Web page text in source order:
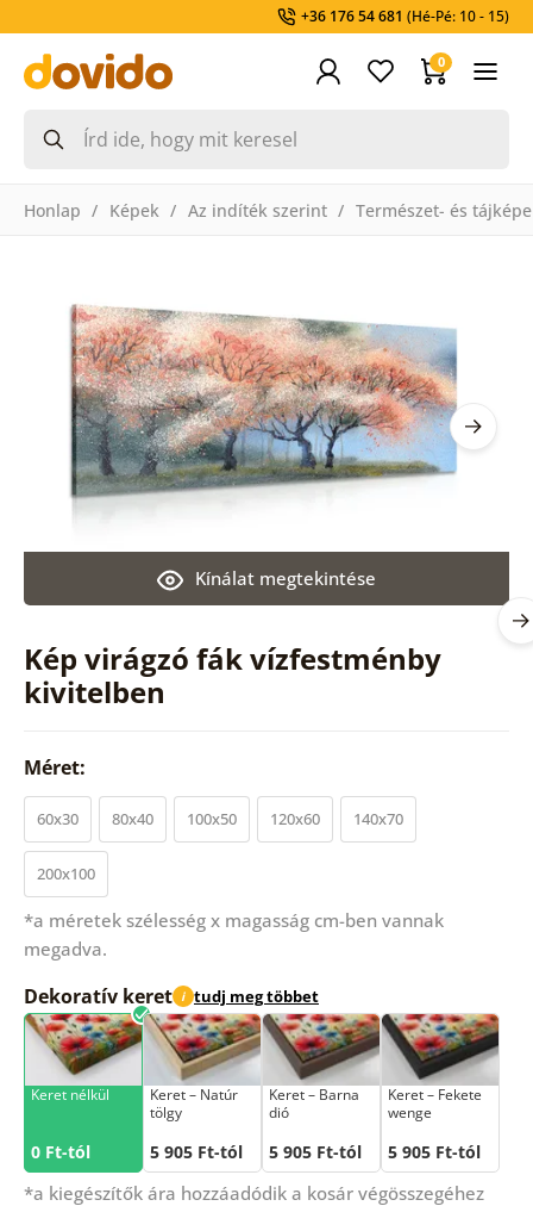
+36 176 54 681 (Hé-Pé: 10 - 15)
0
Honlap Képek Az indíték szerint Természet- és
Kép virágzó fák vízfestménby
kivitelben
Kínálat megtekintése
Méret:
60x30 80x40 100x50 120x60 140x70
200x100
*a méretek szélesség x magasság cm-ben vannak
megadva.
Dekoratív keret i tudj meg többet
Keret nélkül
0 Ft-tól
Keret – Natúr
tölgy
5 905 Ft-tól
Keret – Barna
dió
5 905 Ft-tól
Keret – Fekete
wenge
5 905 Ft-tól
*a kiegészítők ára hozzáadódik a kosár végösszegéhez